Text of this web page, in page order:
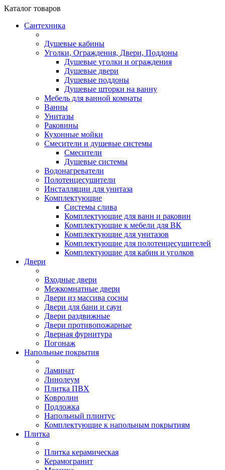
Каталог товаров
Сантехника
Душевые кабины
Уголки, Ограждения, Двери, Поддоны
Душевые уголки и ограждения
Душевые двери
Душевые поддоны
Душевые шторки на ванну
Мебель для ванной комнаты
Ванны
Унитазы
Раковины
Кухонные мойки
Смесители и душевые системы
Смесители
Душевые системы
Водонагреватели
Полотенцесушители
Инсталляции для унитаза
Комплектующие
Системы слива
Комплектующие для ванн и раковин
Комплектующие к мебели для ВК
Комплектующие для унитазов
Комплектующие для полотенцесушителей
Комплектующие для кабин и уголков
Двери
Входные двери
Межкомнатные двери
Двери из массива сосны
Двери для бани и саун
Двери раздвижные
Двери противопожарные
Дверная фурнитура
Погонаж
Напольные покрытия
Ламинат
Линолеум
Плитка ПВХ
Ковролин
Подложка
Напольный плинтус
Комплектующие к напольным покрытиям
Плитка
Плитка керамическая
Керамогранит